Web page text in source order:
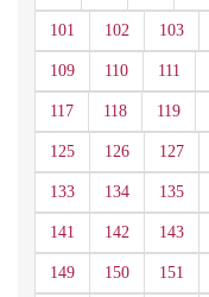
101 102 103
109 110 111
117 118 119
125 126 127
133 134 135
141 142 143
149 150 151